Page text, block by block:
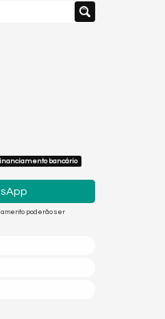
bancário
poderão ser